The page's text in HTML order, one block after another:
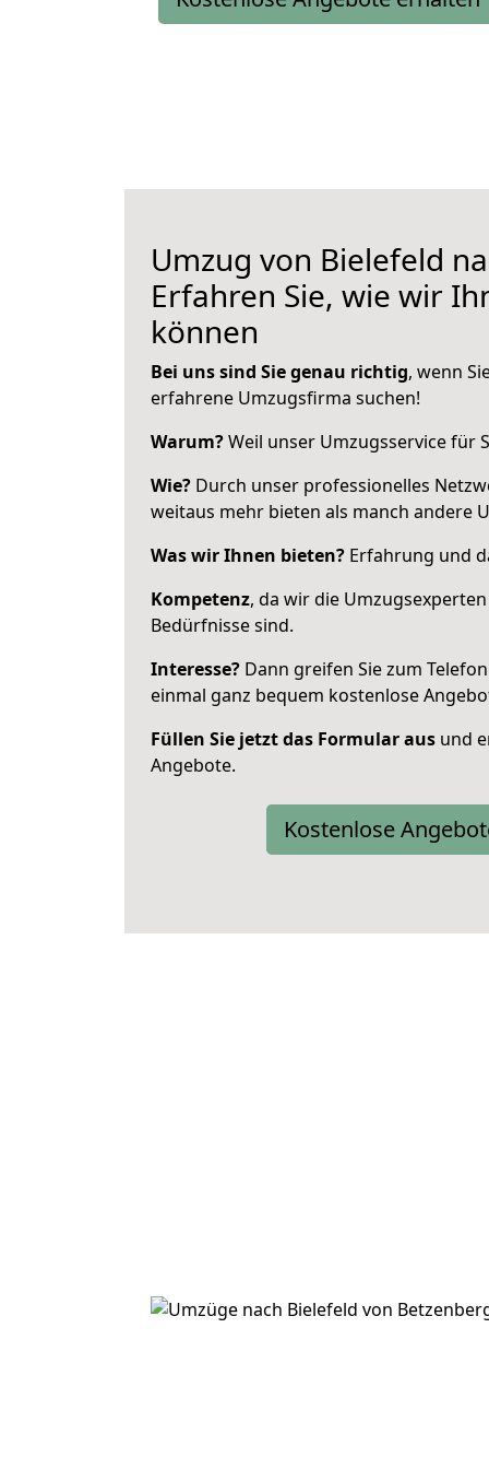
Umzug von Bielefeld
Erfahren Sie, wie wir
können
Bei uns sind Sie genau richtig, wenn
erfahrene Umzugsfirma suchen!
Warum?Weil unser Umzugsservice für
Wie? Durch unser professionelles
weitaus mehr bieten als manch andere
Was wir Ihnen bieten? Erfahrung und
Kompetenz, da wir die
Bedürfnisse sind.
Interesse? Dann greifen Sie zum
einmal ganz bequem kostenlose
Füllen Sie jetzt das Formular aus und
Angebote.
Kostenlose